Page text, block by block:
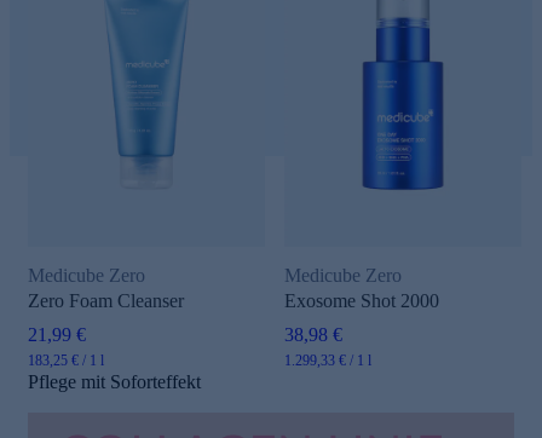
Medicube Zero
Zero Foam Cleanser
21,99 €
183,25 € / 1 l
Medicube Zero
Exosome Shot 2000
38,98 €
1.299,33 € / 1 l
Pflege mit Soforteffekt